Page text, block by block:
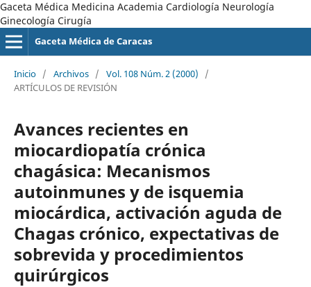
Gaceta Médica Medicina Academia Cardiología Neurología
Ginecología Cirugía
Gaceta Médica de Caracas
Inicio / Archivos / Vol. 108 Núm. 2 (2000)
/
ARTÍCULOS DE REVISIÓN
Avances recientes en
miocardiopatía crónica
chagásica: Mecanismos
autoinmunes y de isquemia
miocárdica, activación aguda de
Chagas crónico, expectativas de
sobrevida y procedimientos
quirúrgicos